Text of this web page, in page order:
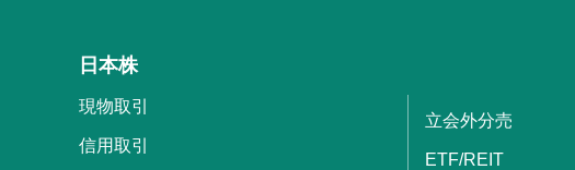
日本株
現物取引
信用取引
立会外分売
ETF/REIT